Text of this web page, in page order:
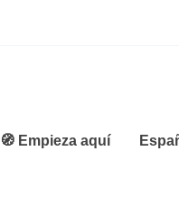
🧭 Empieza aquí